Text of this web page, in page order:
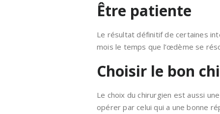
Être patiente
Le résultat définitif de certaines
mois le temps que l’œdème se
Choisir le bon
Le choix du chirurgien est aussi
opérer par celui qui a une bonne